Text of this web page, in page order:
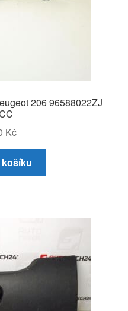
206 96588022ZJ
Kč